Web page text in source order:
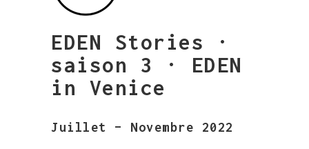
EDEN Stories ·
saison 3 · EDEN
in Venice
Juillet – Novembre 2022